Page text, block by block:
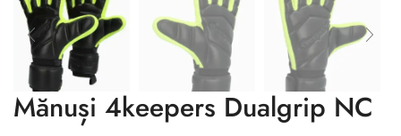
Mănuși 4keepers Dualgrip NC